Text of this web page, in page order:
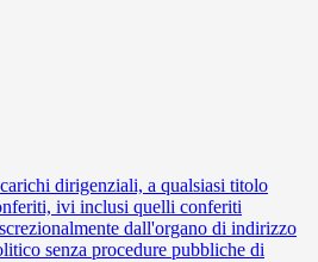
dirigenziali, a qualsiasi titolo
ivi inclusi quelli conferiti
dall'organo di indirizzo
senza procedure pubbliche di